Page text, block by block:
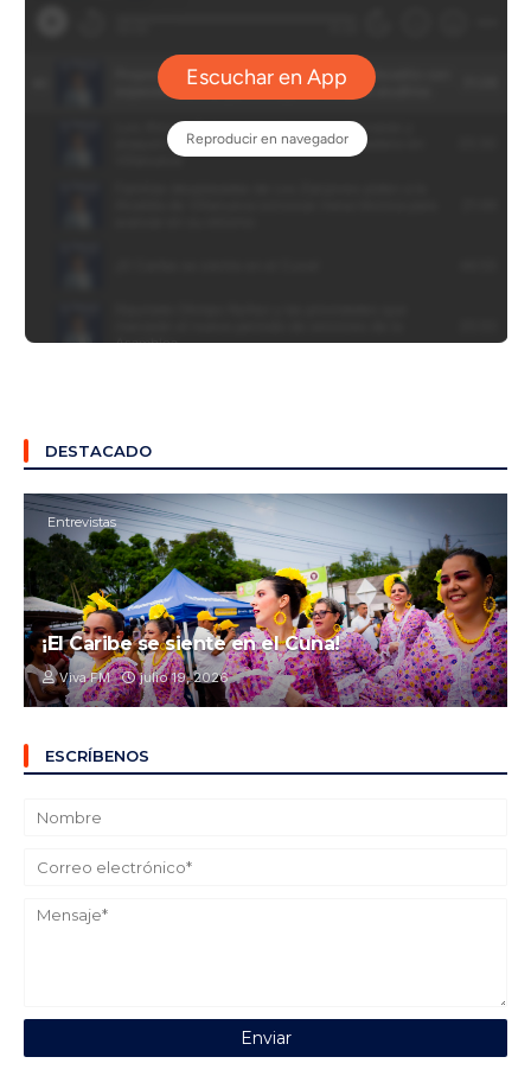
DESTACADO
Entrevistas
¡El Caribe se siente en el Cuna!
Viva FM julio 19, 2026
ESCRÍBENOS